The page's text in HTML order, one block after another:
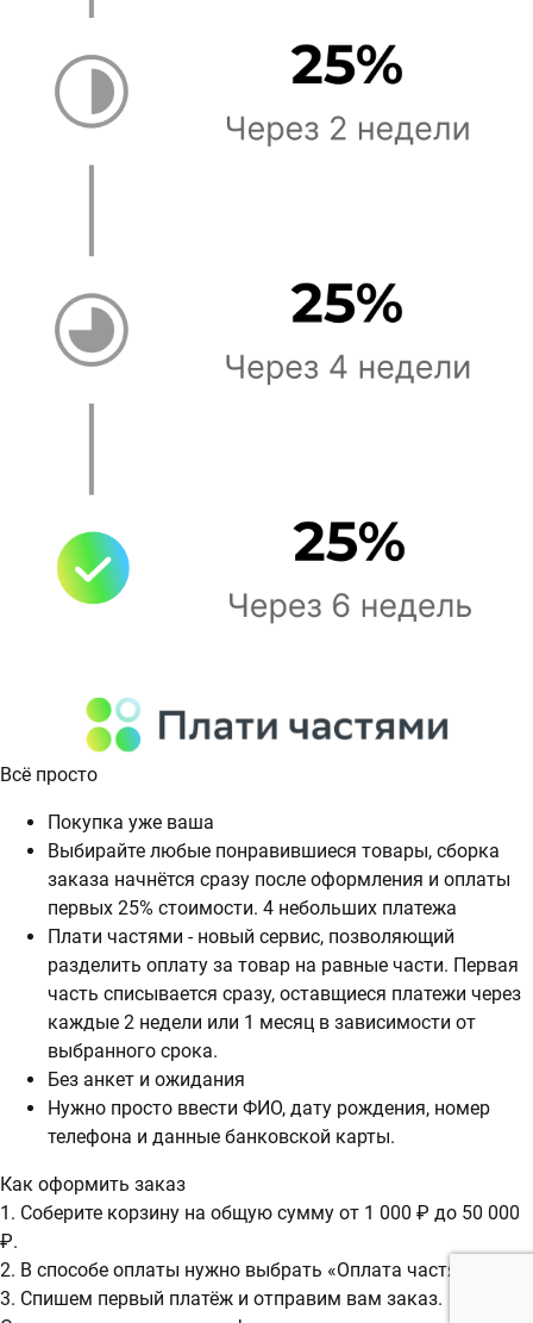
Всё просто
Покупка уже ваша
Выбирайте любые понравившиеся товары, сборка
заказа начнётся сразу после оформления и оплаты
первых 25% стоимости. 4 небольших платежа
Плати частями - новый сервис, позволяющий
разделить оплату за товар на равные части. Первая
часть списывается сразу, оставщиеся платежи через
каждые 2 недели или 1 месяц в зависимости от
выбранного срока.
Без анкет и ожидания
Нужно просто ввести ФИО, дату рождения, номер
телефона и данные банковской карты.
Как оформить заказ
1. Соберите корзину на общую сумму от 1 000 ₽ до 50 000
₽.
2. В способе оплаты нужно выбрать «Оплата частями».
3. Спишем первый платёж и отправим вам заказ.